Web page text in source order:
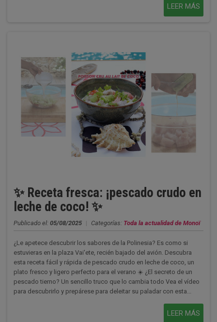
LEER MÁS
✨ Receta fresca: ¡pescado crudo en
leche de coco! ✨
Publicado el: 05/08/2025 | Categorías: Toda la actualidad de Monoï
¿Le apetece descubrir los sabores de la Polinesia? Es como si
estuvieras en la plaza Vai'ete, recién bajado del avión. Descubra
esta receta fácil y rápida de pescado crudo en leche de coco, un
plato fresco y ligero perfecto para el verano ☀️ ¿El secreto de un
pescado tierno? Un sencillo truco que lo cambia todo Vea el vídeo
para descubrirlo y prepárese para deleitar su paladar con esta...
LEER MÁS